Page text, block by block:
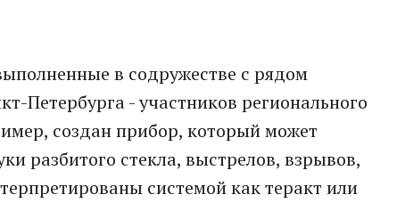
в содружестве с рядом
Петербурга - участников регионального
создан прибор, который может
разбитого стекла, выстрелов, взрывов,
системой как теракт или